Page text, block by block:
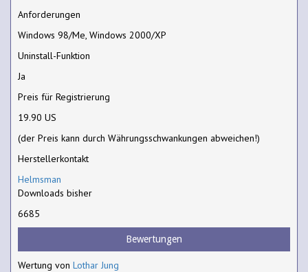
Anforderungen
Windows 98/Me, Windows 2000/XP
Uninstall-Funktion
Ja
Preis für Registrierung
19.90 US
(der Preis kann durch Währungsschwankungen abweichen!)
Herstellerkontakt
Helmsman
Downloads bisher
6685
Bewertungen
Wertung von Lothar Jung